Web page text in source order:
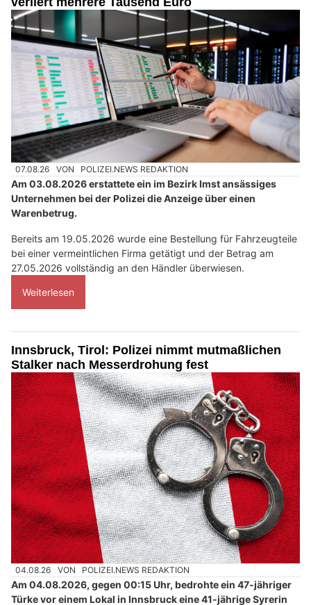
07.08.26 VON POLIZEI.NEWS REDAKTION
Am 03.08.2026 erstattete ein im Bezirk Imst ansässiges
Unternehmen bei der Polizei die Anzeige über einen
Warenbetrug.
Bereits am 19.05.2026 wurde eine Bestellung für Fahrzeugteile
bei einer vermeintlichen Firma getätigt und der Betrag am
27.05.2026 vollständig an den Händler überwiesen.
Weiterlesen
Innsbruck, Tirol: Polizei nimmt mutmaßlichen
Stalker nach Messerdrohung fest
04.08.26 VON POLIZEI.NEWS REDAKTION
Am 04.08.2026, gegen 00:15 Uhr, bedrohte ein 47-jähriger
Türke vor einem Lokal in Innsbruck eine 41-jährige Syrerin